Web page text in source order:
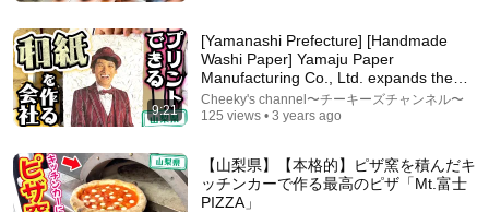
16:56
9:21
[Yamanashi Prefecture] [Handmade
Washi Paper] Yamaju Paper
Manufacturing Co., Ltd. expands the
po...
Cheeky's channel〜チーキーズチャンネル〜
125 views • 3 years ago
【山梨県】【本格的】ピザ窯を積んだキ
ッチンカーで作る最高のピザ「Mt.富士
PIZZA」